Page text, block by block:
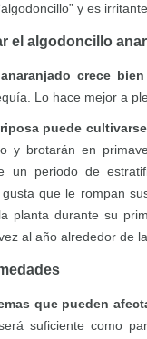
y es
el algodoncillo
crece
Lo hace mejor a
puede
y brotarán en
un periodo de
que le rompan
planta durante su
al año alrededor de
que pueden
suficiente como